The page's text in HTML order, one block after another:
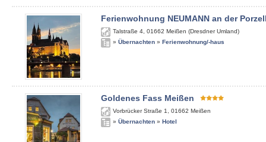
Ferienwohnung NEUMANN an der
Talstraße 4 01662 Meißen (Dresdner Umland)
» Übernachten » Ferienwohnung/-haus
Goldenes Fass Meißen
Vorbrücker Straße 1 01662 Meißen
» Übernachten » Hotel